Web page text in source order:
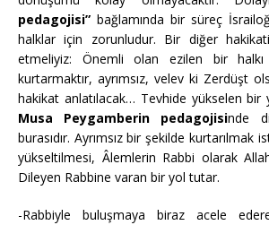
pedagojisi” bağlamında bir süreç
halklar için zorunludur. Bir diğer
etmeliyiz: Önemli olan ezilen bir
kurtarmaktır, ayrımsız, velev ki Zerdüşt
hakikat anlatılacak… Tevhide yükselen
Musa Peygamberin pedagojisinde
burasıdır. Ayrımsız bir şekilde kurtarılmak
yükseltilmesi, Âlemlerin Rabbi olarak
Dileyen Rabbine varan bir yol tutar.
-Rabbiyle buluşmaya biraz acele